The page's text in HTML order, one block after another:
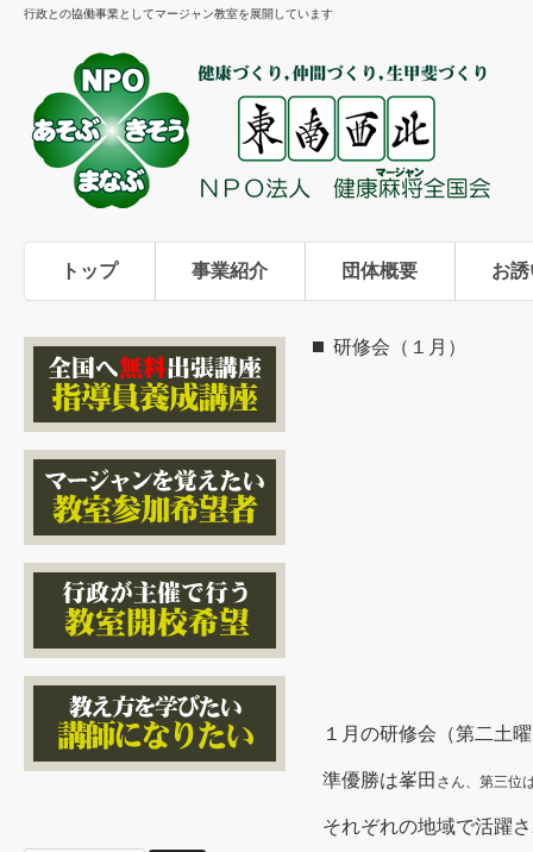
行政との協働事業としてマージャン教室を展開しています
トップ 事業紹介 団体概要 お
研修会（１月）
１月の研修会（第二土
準優勝は峯田 さん、第三位
それぞれの地域で活躍